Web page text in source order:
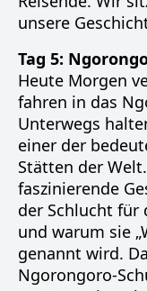
unsere
Tag 5:
Heute Morgen
fahren in das
Unterwegs
einer der
Stätten der
faszinierende
der Schlucht für
und warum sie
genannt wird.
Ngorongoro-